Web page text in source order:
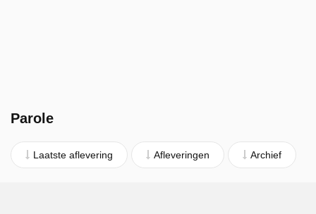
Parole
Laatste aflevering Afleveringen Archief